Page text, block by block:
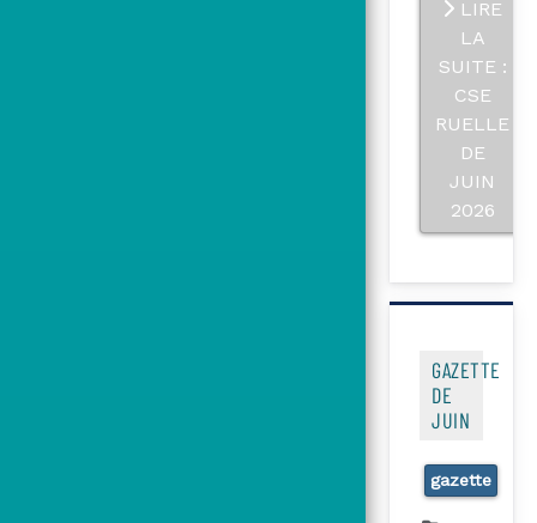
LIRE
LA
SUITE :
CSE
RUELLE
DE
JUIN
2026
GAZETTE
DE
JUIN
gazette